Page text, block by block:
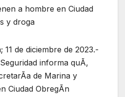
a hombre en Ciudad
y droga
de diciembre de 2023.-
informa quÃ,
de Marina y
Ciudad ObregÃn